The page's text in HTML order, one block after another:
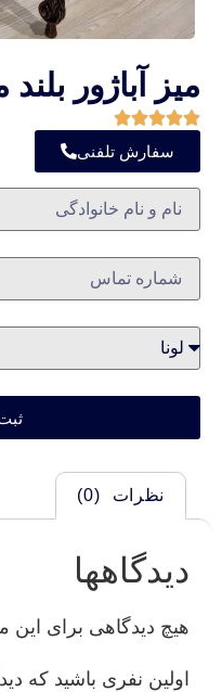
میز آباژور
سفارش تلفنی
نظرات (0)
دیدگاهها
هیچ دیدگاهی برای
اولین نفری باشید که